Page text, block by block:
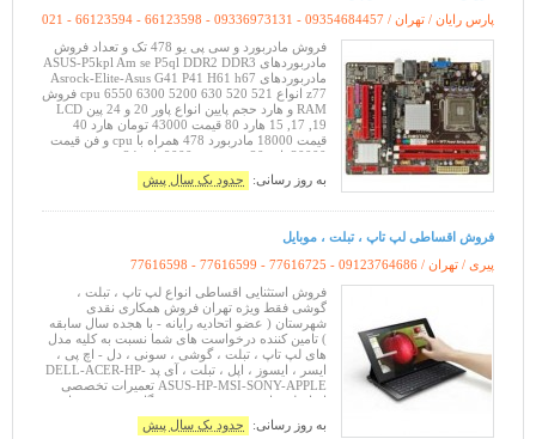
پارس رایان / تهران / 021 - 66123594 - 66123598 - 09336973131 - 09354684457
فروش مادربورد و سی پی یو 478 تک و تعداد فروش
مادربوردهای ASUS-P5kpl Am se P5ql DDR2 DDR3
مادربوردهای Asrock-Elite-Asus G41 P41 H61 h67
z77 انواع cpu 6550 6300 5200 630 520 521 فروش
RAM و هارد حجم پایین انواع پاور 20 و 24 پین LCD
15 ,17 ,19 هارد 80 قیمت 43000 تومان هارد 40
قیمت 18000 مادربورد 478 همراه با cpu و فن قیمت
به روز رسانی: حدود یک سال پیش
فروش اقساطی لپ تاپ ، تبلت ، موبایل
پیری / تهران / 77616598 - 77616599 - 77616725 - 09123764686
فروش استثنایی اقساطی انواع لپ تاپ ، تبلت ،
گوشی فقط ویژه تهران فروش همکاری نقدی
شهرستان ( عضو اتحادیه رایانه - با هجده سال سابقه
) تامین کننده درخواست های شما نسبت به کلیه مدل
های لپ تاپ ، تبلت ، گوشی ، سونی ، دل - اچ پی ،
ایسر ، ایسوز ، اپل ، تبلت ، آی پد DELL-ACER-HP-
ASUS-HP-MSI-SONY-APPLE تعمیرات تخصصی
انواع لپ تاپ خرید و تعویض دستگاه دست دوم با نو
امکان سفارش غیر حضوری و
به روز رسانی: حدود یک سال پیش